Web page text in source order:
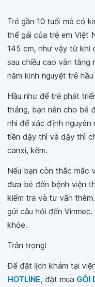
Trẻ gần 10 tuổi mà có
thể gái của trẻ em Việt
145 cm, như vậy từ khi
sau chiều cao vẫn tăng
năm kinh nguyệt trẻ
Hầu như để trẻ phát
tháng, bạn nên cho bé
nhi để xác định nguyên
tiền dậy thì và dậy thì
canxi, kẽm.
Nếu bạn còn thắc mắc
đưa bé đến bệnh viện
kiểm tra và tư vấn
gửi câu hỏi đến
khỏe.
Trân trọng!
Để đặt lịch khám tại
HOTLINE, đặt mua GÓI